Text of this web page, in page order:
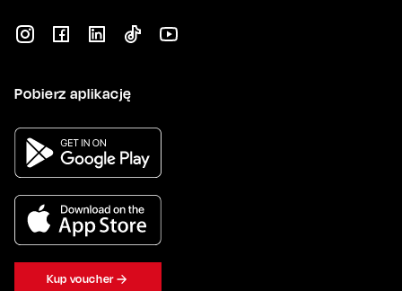
Pobierz aplikację
Kup voucher